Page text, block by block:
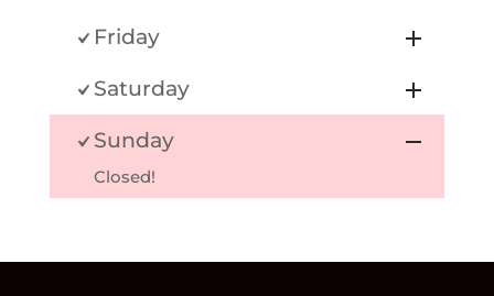
Friday
Saturday
Sunday
Closed!